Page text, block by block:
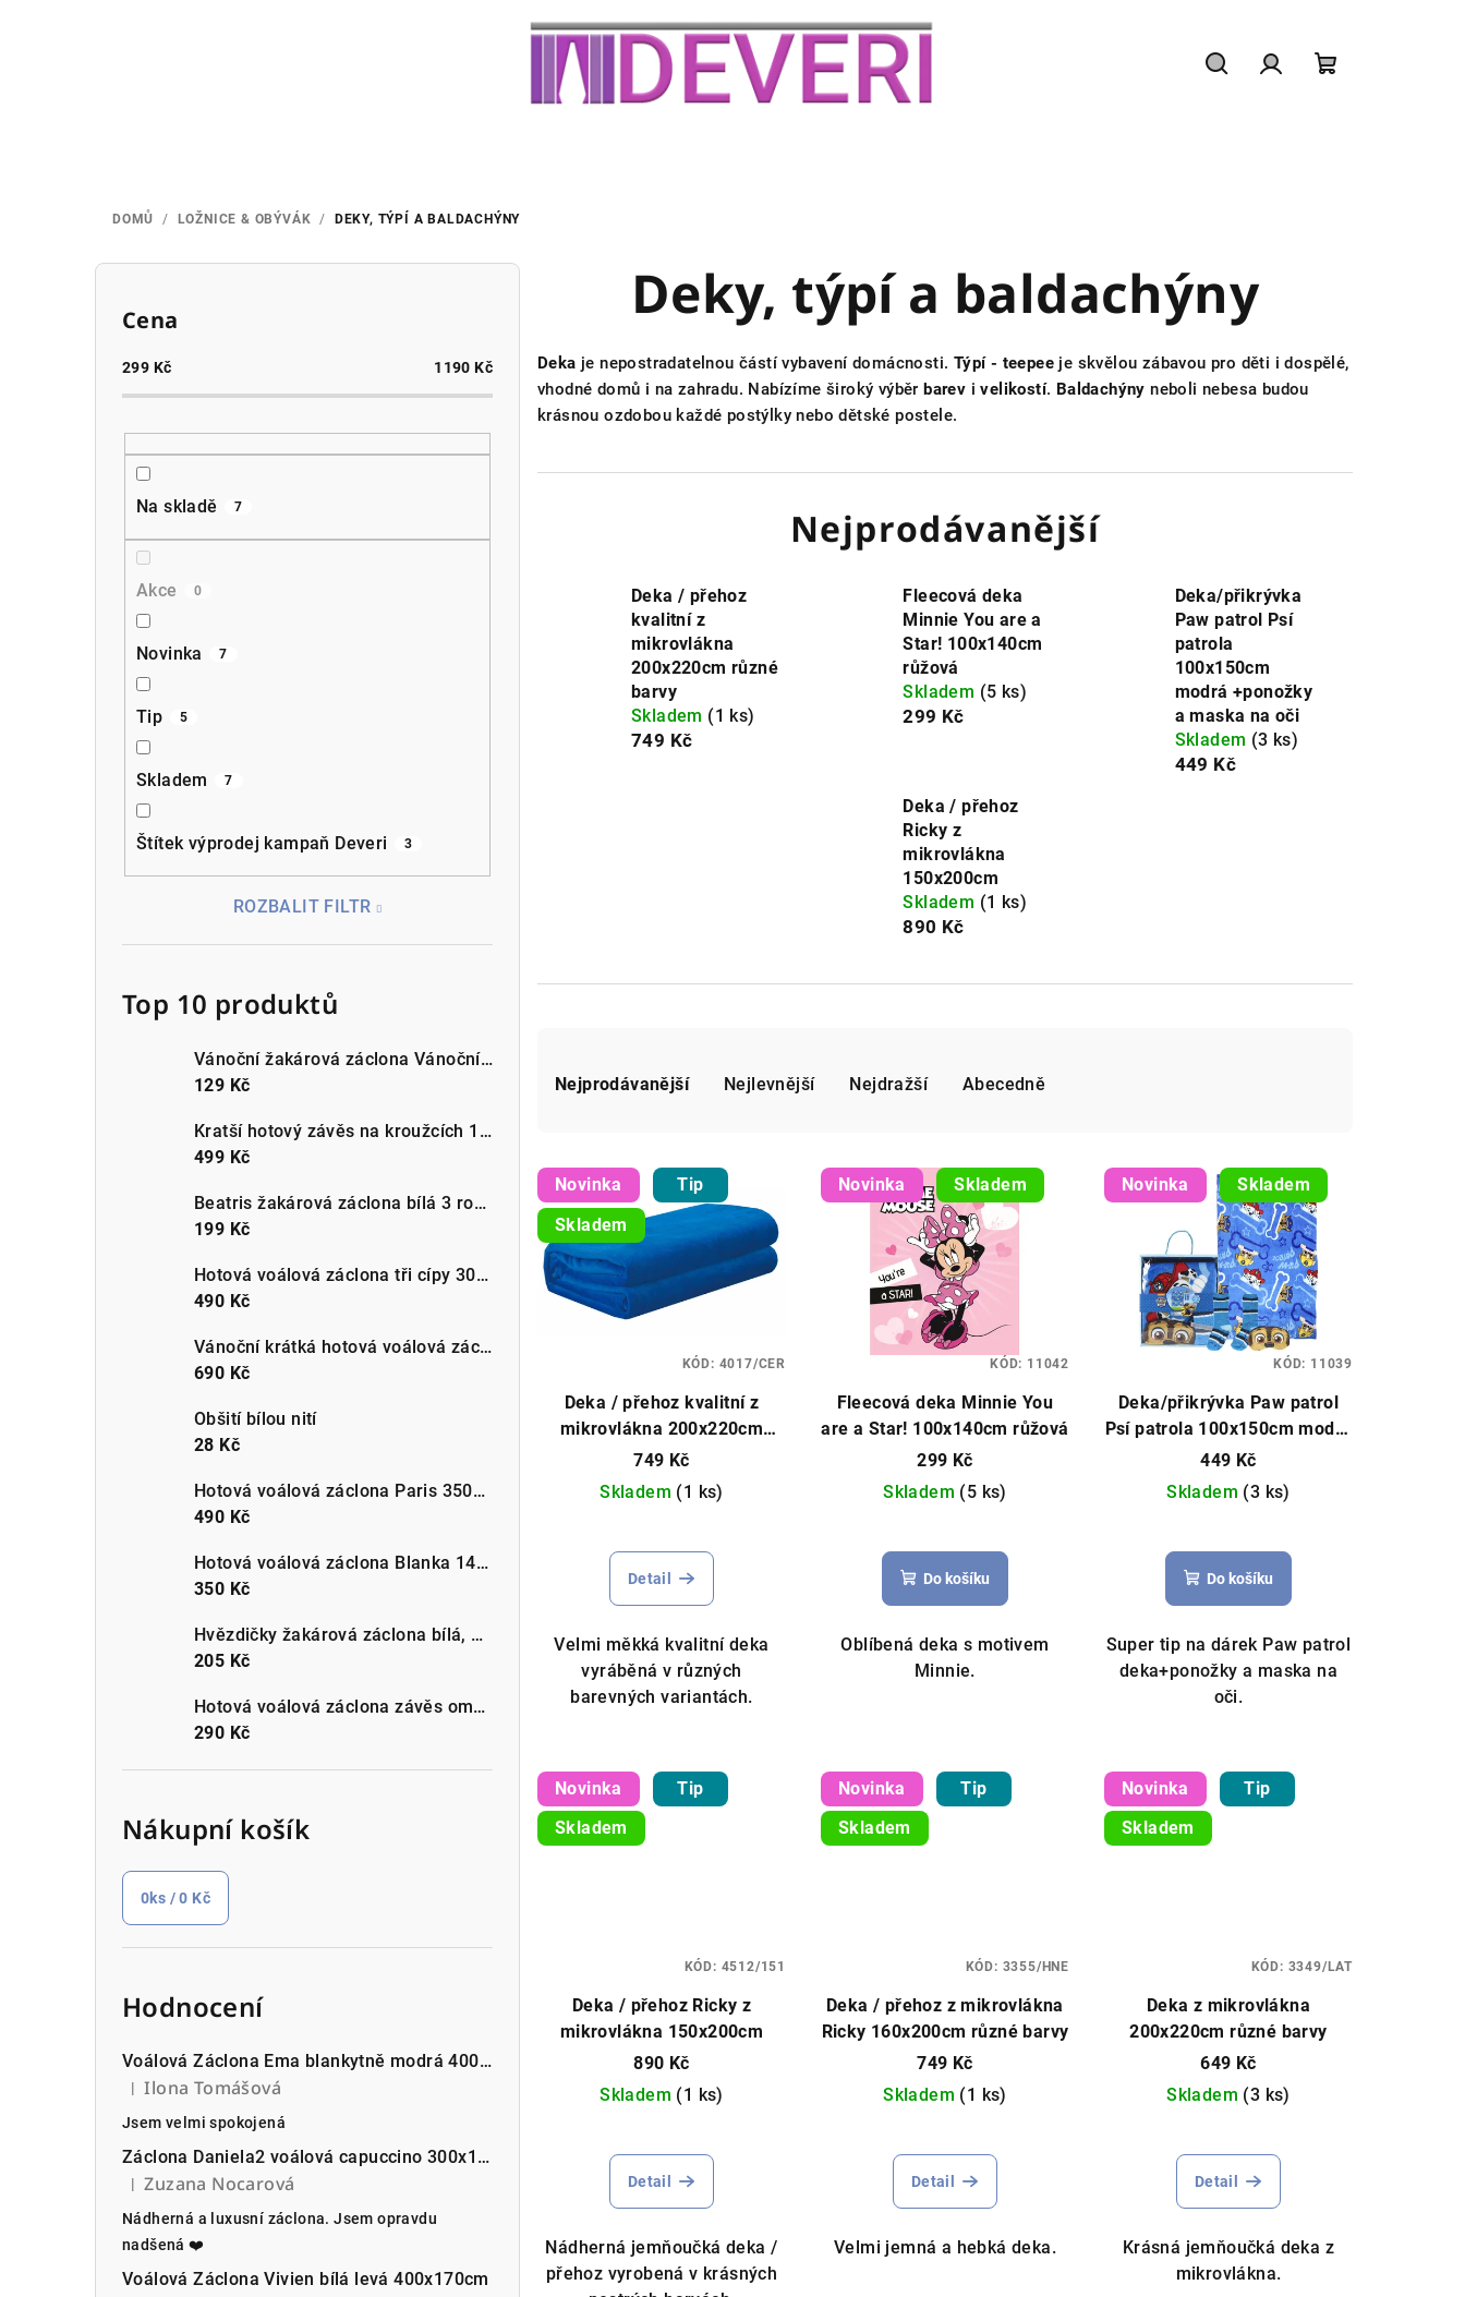
DOMŮ / LOŽNICE & OBÝVÁK / DEKY, TÝPÍ A BALDACHÝNY
P
Cena
299 Kč 1190 Kč
Na skladě 7
Akce 0
Novinka 7
Tip 5
Skladem 7
Štítek výprodej kampaň Deveri 3
ROZBALIT FILTR
Top 10 produktů
Vánoční žakárová záclona Vánoční betlém výška 50cm bílá
129 Kč
Kratší hotový závěs na kroužcích 140x160cm různé barvy
499 Kč
Beatris žakárová záclona bílá 3 rozměry | metráž
Metrážová záclona, možnost obšití boků
199 Kč
Hotová voálová záclona tři cípy 300x150cm bílá
490 Kč
Vánoční krátká hotová voálová záclona do kuchyně bílá různé rozměry
690 Kč
Obšití bílou nití
28 Kč
Hotová voálová záclona Paris 350x150cm různé barvy
490 Kč
Hotová voálová záclona Blanka 145x160cm různé barvy
350 Kč
Hvězdičky žakárová záclona bílá, metráž 2 rozměry
205 Kč
Hotová voálová záclona závěs ombre na řasící pásce 140 x 250 cm různé barvy
290 Kč
Nákupní košík
0ks /0 Kč
Hodnocení
Voálová Záclona Ema blankytně modrá 400x155cm
Hodnocení produktu je 5 z 5 hvězdiček.
| Ilona Tomášová
Jsem velmi spokojená
Záclona Daniela2 voálová capuccino 300x150cm
Hodnocení produktu je 5 z 5 hvězdiček.
| Zuzana Nocarová
Nádherná a luxusní záclona. Jsem opravdu
nadšená ❤️
Voálová Záclona Vivien bílá levá 400x170cm
Deky, týpí a baldachýny
Deka je nepostradatelnou částí vybavení domácnosti. Týpí - teepee je skvělou zábavou pro děti i dospělé,
vhodné domů i na zahradu. Nabízíme široký výběr barev ivelikostí. Baldachýny neboli nebesa budou
krásnou ozdobou každé postýlky nebo dětské postele.
Nejprodávanější
Deka / přehoz
kvalitní z
mikrovlákna
200x220cm různé
barvy
Skladem (1 ks)
749 Kč
Fleecová deka
Minnie You are a
Star! 100x140cm
růžová
Skladem (5 ks)
299 Kč
Deka/přikrývka
Paw patrol Psí
patrola
100x150cm
modrá +ponožky
a maska na oči
Skladem (3 ks)
449 Kč
Deka / přehoz
Ricky z
mikrovlákna
150x200cm
Skladem (1 ks)
890 Kč
a
e
n
í
p
Nejprodávanější Nejlevnější Nejdražší Abecedně
V
ý
p
i
ů
Novinka
Tip
Skladem
Deka / přehoz kvalitní z
mikrovlákna 200x220cm
různé barvy
749 Kč
Skladem (1 ks)
Detail
Velmi měkká kvalitní deka
vyráběná v různých
barevných variantách.
KÓD: 4017/CER
Novinka Skladem
Fleecová deka Minnie You
are a Star! 100x140cm růžová
299 Kč
Skladem (5 ks)
Do košíku
Oblíbená deka s motivem
Minnie.
KÓD: 11042
Novinka Skladem
Deka/přikrývka Paw patrol
Psí patrola 100x150cm modrá
+ponožky a maska na oči
449 Kč
Skladem (3 ks)
Do košíku
Super tip na dárek Paw patrol
deka+ponožky a maska na
oči.
KÓD: 11039
Novinka
Tip
Skladem
Deka / přehoz Ricky z
mikrovlákna 150x200cm
890 Kč
Skladem (1 ks)
Detail
Nádherná jemňoučká deka /
přehoz vyrobená v krásných
KÓD: 4512/151
Novinka
Tip
Skladem
Deka / přehoz z mikrovlákna
Ricky 160x200cm různé barvy
749 Kč
Skladem (1 ks)
Detail
Velmi jemná a hebká deka.
KÓD: 3355/HNE
Novinka
Tip
Skladem
Deka z mikrovlákna
200x220cm různé barvy
649 Kč
Skladem (3 ks)
hodnocení
produktu
je
5,0
z
Detail
Krásná jemňoučká deka z
mikrovlákna.
KÓD: 3349/LAT